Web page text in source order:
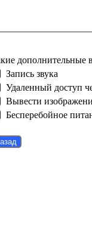
дополнительные
Запись звука
Удаленный доступ
Вывести
Бесперебойное